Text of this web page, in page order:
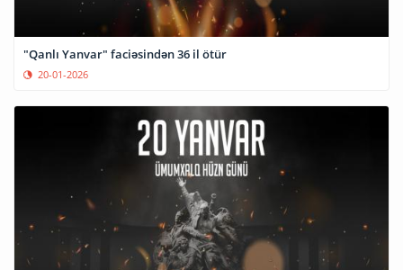
"Qanlı Yanvar" faciəsindən 36 il ötür
20-01-2026